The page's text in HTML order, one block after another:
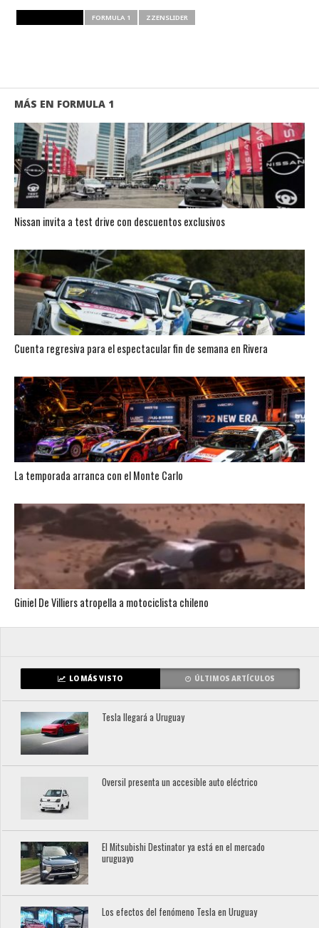
FORMULA 1 ZZENSLIDER
MÁS EN FORMULA 1
Nissan invita a test drive con descuentos exclusivos
Cuenta regresiva para el espectacular fin de semana en Rivera
La temporada arranca con el Monte Carlo
Giniel De Villiers atropella a motociclista chileno
LO MÁS VISTO ÚLTIMOS ARTÍCULOS
Tesla llegará a Uruguay
Oversil presenta un accesible auto eléctrico
El Mitsubishi Destinator ya está en el mercado
uruguayo
Los efectos del fenómeno Tesla en Uruguay